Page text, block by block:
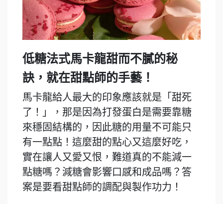
低糖法式馬卡龍甜而不膩的秘
訣，就在甜點師的手藝！
馬卡龍給人最大的印象應該就是「甜死
了！」，那是因為打發蛋白是需要靠糖
來穩固結構的，因此糖的用量不可能只
有一點點！這麼甜的點心又這麼好吃，
實在讓人又愛又恨，難道真的不能減一
點糖嗎？減糖會影響口感和成品嗎？答
案是要看甜點師的調配與製作功力！